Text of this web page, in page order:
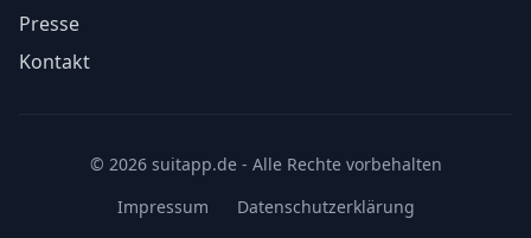
Presse
Kontakt
© 2026 suitapp.de - Alle Rechte vorbehalten
Impressum
Datenschutzerklärung